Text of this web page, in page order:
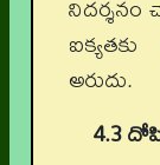
నిదర్శనం
అరుదు.
4.3